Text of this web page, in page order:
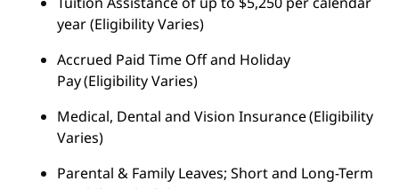
year (Eligibility Varies)
Accrued Paid Time Off and Holiday
Pay (Eligibility Varies)
Medical, Dental and Vision Insurance (Eligibility
Varies)
Parental & Family Leaves; Short and Long-Term